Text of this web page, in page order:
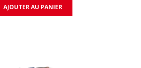
AJOUTER AU PANIER